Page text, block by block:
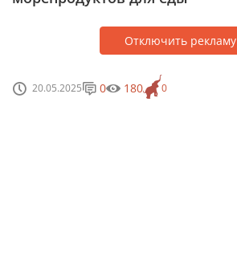
Отключить рекламу
20.05.2025 0
0 180